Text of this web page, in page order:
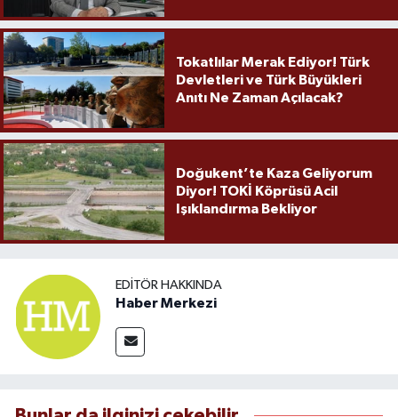
Tokatlılar Merak Ediyor! Türk
Devletleri ve Türk Büyükleri
Anıtı Ne Zaman Açılacak?
Doğukent’te Kaza Geliyorum
Diyor! TOKİ Köprüsü Acil
Işıklandırma Bekliyor
EDITÖR HAKKINDA
Haber Merkezi